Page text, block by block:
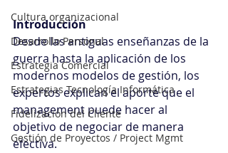
Cultura organizacional
Desarrollo Personal
Estrategia Comercial
Estrategias Tecnología Informática
Fidelización del Cliente
Gestión de Proyectos / Project Mgmt
Introducción
Desde las antiguas enseñanzas de la
guerra hasta la aplicación de los
modernos modelos de gestión, los
expertos explican el aporte que el
management puede hacer al
objetivo de negociar de manera
efectiva.